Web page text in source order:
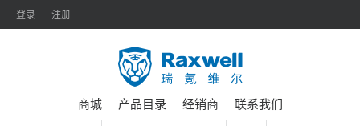
登录 注册
商城 产品目录 经销商 联系我们